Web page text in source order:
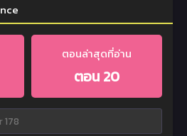
ตอนล่าสุดที่อ่าน
ตอน 20